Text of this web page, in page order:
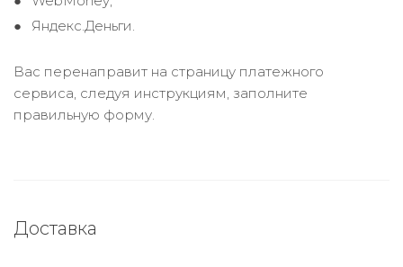
Яндекс.Деньги.
Вас перенаправит на страницу платежного
сервиса, следуя инструкциям, заполните
правильную форму.
Доставка